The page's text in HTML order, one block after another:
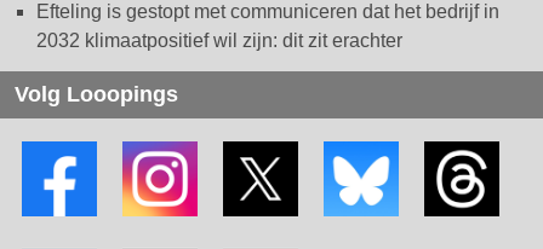
Efteling is gestopt met communiceren dat het bedrijf in
2032 klimaatpositief wil zijn: dit zit erachter
Volg Looopings